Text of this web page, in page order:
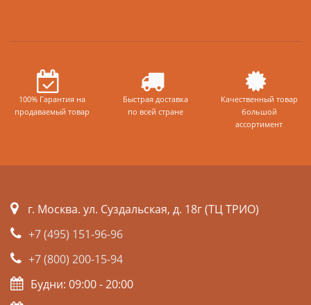
100% Гарантия на
продаваемый товар
Быстрая доставка
по всей стране
Качественный товар
большой
ассортимент
г. Москва. ул. Суздальская, д. 18г (ТЦ ТРИО)
+7 (495) 151-96-96
+7 (800) 200-15-94
Будни: 09:00 - 20:00